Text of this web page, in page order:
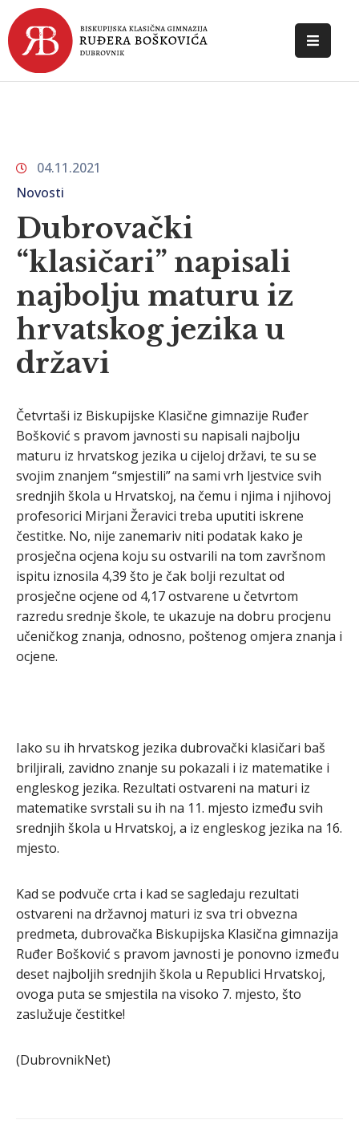
POČETNA
DOKUMENTI
KONTAKT
04.11.2021
Novosti
Dubrovački
“klasičari” napisali
najbolju maturu iz
hrvatskog jezika u
državi
Četvrtaši iz Biskupijske Klasične gimnazije Ruđer
Bošković s pravom javnosti su napisali najbolju
maturu iz hrvatskog jezika u cijeloj državi, te su se
svojim znanjem “smjestili” na sami vrh ljestvice svih
srednjih škola u Hrvatskoj, na čemu i njima i njihovoj
profesorici Mirjani Žeravici treba uputiti iskrene
čestitke. No, nije zanemariv niti podatak kako je
prosječna ocjena koju su ostvarili na tom završnom
ispitu iznosila 4,39 što je čak bolji rezultat od
prosječne ocjene od 4,17 ostvarene u četvrtom
razredu srednje škole, te ukazuje na dobru procjenu
učeničkog znanja, odnosno, poštenog omjera znanja i
ocjene.
Iako su ih hrvatskog jezika dubrovački klasičari baš
briljirali, zavidno znanje su pokazali i iz matematike i
engleskog jezika. Rezultati ostvareni na maturi iz
matematike svrstali su ih na 11. mjesto između svih
srednjih škola u Hrvatskoj, a iz engleskog jezika na 16.
mjesto.
Kad se podvuče crta i kad se sagledaju rezultati
ostvareni na državnoj maturi iz sva tri obvezna
predmeta, dubrovačka Biskupijska Klasična gimnazija
Ruđer Bošković s pravom javnosti je ponovno između
deset najboljih srednjih škola u Republici Hrvatskoj,
ovoga puta se smjestila na visoko 7. mjesto, što
zaslužuje čestitke!
(DubrovnikNet)